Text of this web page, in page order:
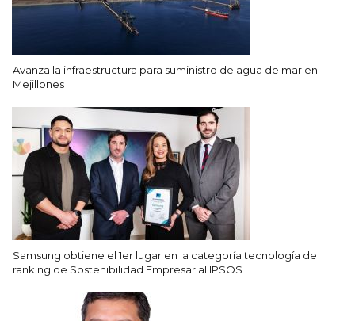
Avanza la infraestructura para suministro de agua de mar en
Mejillones
Samsung obtiene el 1er lugar en la categoría tecnología de
ranking de Sostenibilidad Empresarial IPSOS